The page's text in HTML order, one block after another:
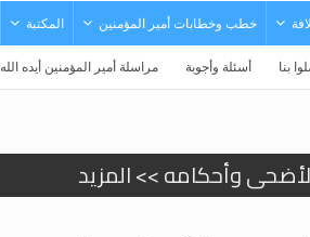
خطب وخطابات أمير المؤمنين المكتبة
بنا أسئلة وأجوبة مراسلة أمير المؤمنين أيده الله
وأحكامه >> المزيد